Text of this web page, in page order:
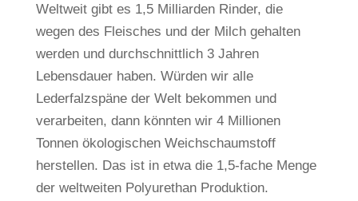
Weltweit gibt es 1,5 Milliarden Rinder, die
wegen des Fleisches und der Milch gehalten
werden und durchschnittlich 3 Jahren
Lebensdauer haben. Würden wir alle
Lederfalzspäne der Welt bekommen und
verarbeiten, dann könnten wir 4 Millionen
Tonnen ökologischen Weichschaumstoff
herstellen. Das ist in etwa die 1,5-fache Menge
der weltweiten Polyurethan Produktion.